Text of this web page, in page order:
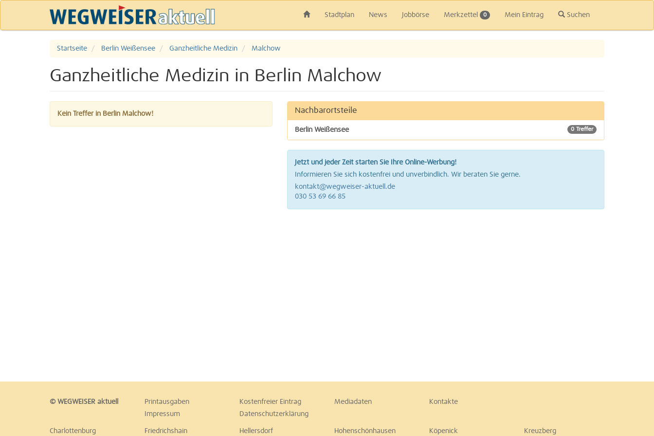
Stadtplan News Jobbörse Merkzettel 0 Mein Eintrag Suchen
Startseite Berlin Weißensee Ganzheitliche Medizin Malchow
Ganzheitliche Medizin in Berlin Malchow
Kein Treffer in Berlin Malchow! Nachbarortsteile
0 Treffer
Berlin Weißensee
Jetzt und jeder Zeit starten Sie Ihre Online-Werbung!
Informieren Sie sich kostenfrei und unverbindlich. Wir beraten Sie gerne.
kontakt@wegweiser-aktuell.de
030 53 69 66 85
© WEGWEISER aktuell Printausgaben Kostenfreier Eintrag Mediadaten
Kontakte
Impressum
Datenschutzerklärung
Charlottenburg Friedrichshain Hellersdorf Hohenschönhausen Köpenick Kreuzberg